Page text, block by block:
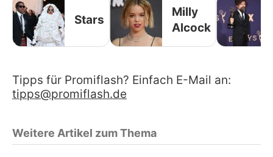
Stars
Milly
Alcock
Tipps für Promiflash? Einfach E-Mail an:
tipps@promiflash.de
Weitere Artikel zum Thema